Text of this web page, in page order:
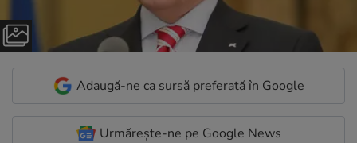
Adaugă-ne ca sursă preferată în Google
Urmărește-ne pe Google News